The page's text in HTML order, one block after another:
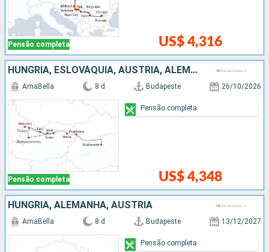
Pensão completa US$ 4,316
HUNGRIA, ESLOVÁQUIA, AUSTRIA, ALEMANHA
Pensão completa
AmaBella 8 d Budapeste 26/10/2026
US$ 4,348
Pensão completa
HUNGRIA, ALEMANHA, AUSTRIA
AmaBella 8 d Budapeste 13/12/2027
Pensão completa